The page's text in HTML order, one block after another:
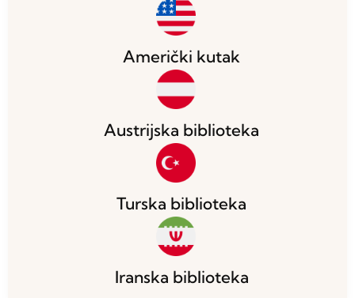
Američki kutak
Austrijska biblioteka
Turska biblioteka
Iranska biblioteka